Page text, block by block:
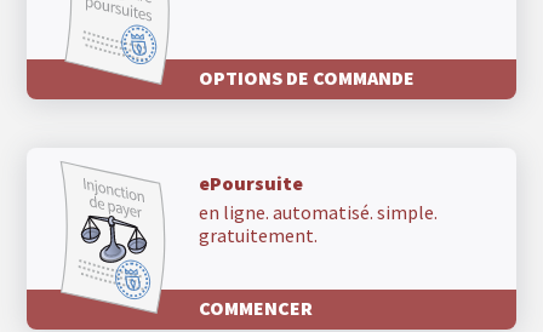
OPTIONS DE COMMANDE
ePoursuite
en ligne. automatisé. simple.
gratuitement.
COMMENCER